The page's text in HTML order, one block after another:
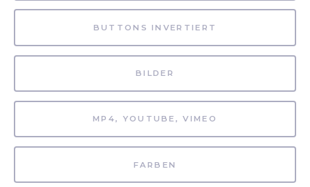
BUTTONS INVERTIERT
BILDER
MP4, YOUTUBE, VIMEO
FARBEN